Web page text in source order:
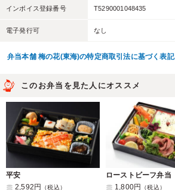
インボイス登録番号 T5290001048435
電子発行可 なし
弁当本舗 梅の花(東海)の特定商取引法に基づく表記
このお弁当を見た人にオススメ
平安
2,592円
（税込）
ローストビーフ弁当
1,800円
（税込）